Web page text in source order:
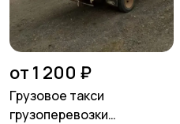
от 1 200 ₽
Грузовое такси
грузоперевозки